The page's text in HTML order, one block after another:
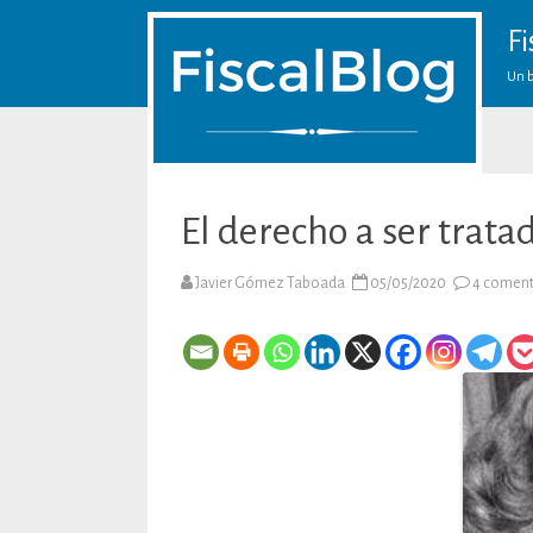
Un
El derecho a ser
Javier Gómez Taboada 05/05/2020 4